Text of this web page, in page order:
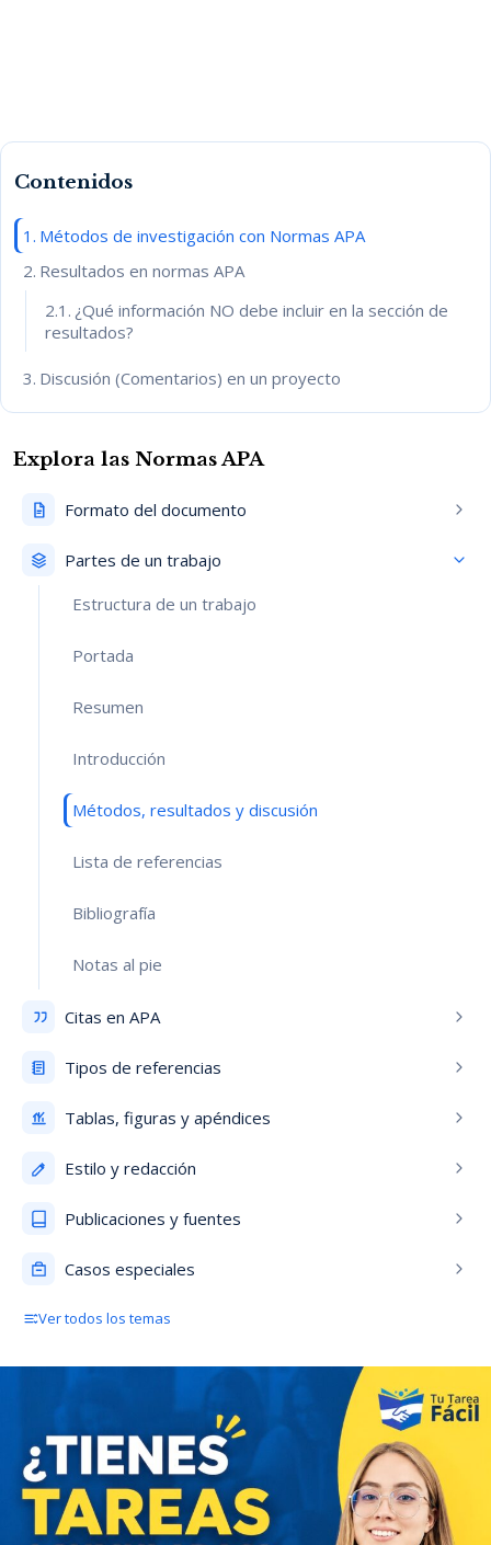
Contenidos
Métodos de investigación con Normas APA
Resultados en normas APA
¿Qué información NO debe incluir en la sección de
resultados?
Discusión (Comentarios) en un proyecto
Explora las Normas APA
Formato del documento
Partes de un trabajo
Estructura de un trabajo
Portada
Resumen
Introducción
Métodos, resultados y discusión
Lista de referencias
Bibliografía
Notas al pie
Citas en APA
Tipos de referencias
Tablas, figuras y apéndices
Estilo y redacción
Publicaciones y fuentes
Casos especiales
Ver todos los temas